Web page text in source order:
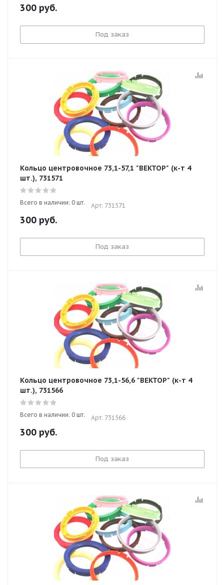
300 руб.
Под заказ
Кольцо центровочное 73,1-57,1 "ВЕКТОР" (к-т 4
шт.), 731571
Всего в наличии: 0 шт. Арт: 731571
300 руб.
Под заказ
Кольцо центровочное 73,1-56,6 "ВЕКТОР" (к-т 4
шт.), 731566
Всего в наличии: 0 шт. Арт: 731566
300 руб.
Под заказ